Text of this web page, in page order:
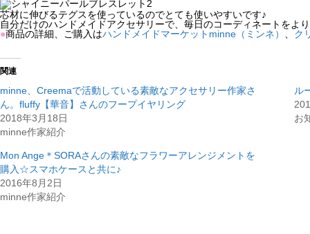
芯材に伸びるテグスを使っているのでとても使いやすいです♪
自分だけのハンドメイドアクセサリーで、毎日のコーディネートをよ
●商品の詳細、ご購入はハンドメイドマーケットminne（ミンネ） ク
関連
minne、Creemaで活動している素敵なアクセサリー作家さ
ん。fluffy【華音】さんのフープイヤリング
2018年3月18日
minne作家紹介
ル
お
Mon Ange＊SORAさんの素敵なフラワーアレンジメントを
購入☆スマホケースと共に♪
2016年8月2日
minne作家紹介